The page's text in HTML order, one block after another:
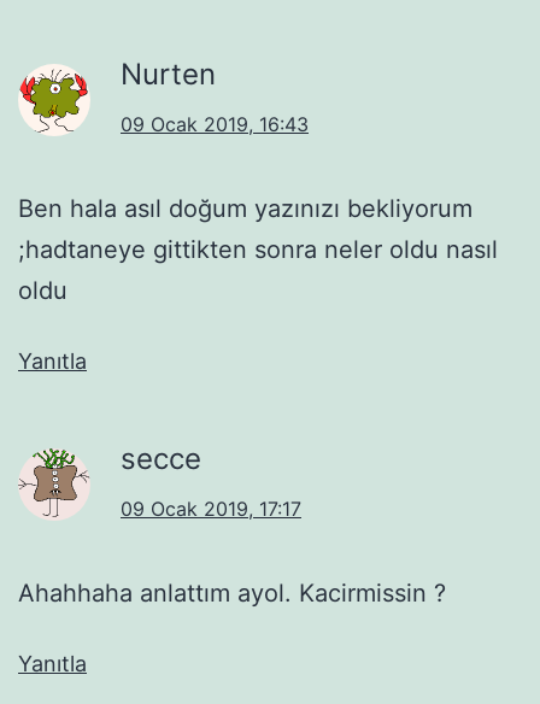
Nurten
09 Ocak 2019, 16:43
Ben hala asıl doğum yazınızı bekliyorum
;hadtaneye gittikten sonra neler oldu nasıl
oldu
Yanıtla
secce
09 Ocak 2019, 17:17
Ahahhaha anlattım ayol. Kacirmissin ?
Yanıtla